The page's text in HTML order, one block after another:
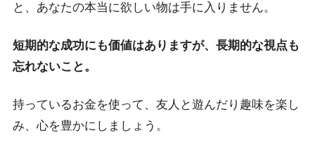
と、あなたの本当に欲しい物は手に入りません。
短期的な成功にも価値はありますが、長期的な視点も
忘れないこと。
持っているお金を使って、友人と遊んだり趣味を楽し
み、心を豊かにしましょう。